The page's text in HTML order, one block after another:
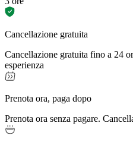
Cancellazione gratuita
Cancellazione gratuita fino a 24
esperienza
Prenota ora, paga dopo
Prenota ora senza pagare.